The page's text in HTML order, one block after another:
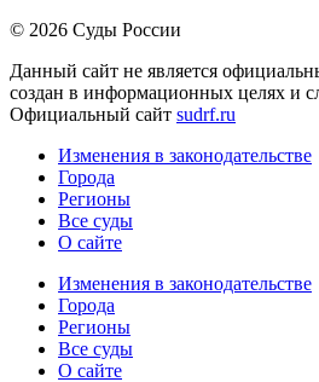
© 2026 Суды России
Данный сайт не является
создан в информационных целях и
Официальный сайт sudrf.ru
Изменения в законодательстве
Города
Регионы
Все суды
О сайте
Изменения в законодательстве
Города
Регионы
Все суды
О сайте